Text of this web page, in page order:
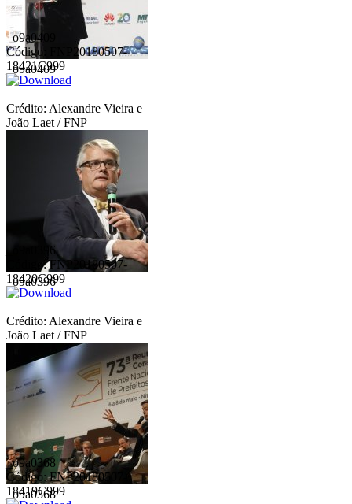
_o9a0409
_o9a0409
Código: FNP20180507-
18421C999
Crédito: Alexandre Vieira e
João Laet / FNP
_o9a0396
_o9a0396
Código: FNP20180507-
18420C999
Crédito: Alexandre Vieira e
João Laet / FNP
_o9a0368
_o9a0368
Código: FNP20180507-
18419C999